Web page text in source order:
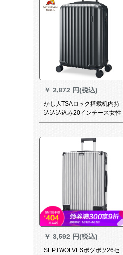
￥ 2,872 円(税込)
かし人TSAロック搭载机内持
込込込込み20インチース女性
韩国版防除24 inチ28イレンチ
【砂防扫金】24イ【机内持込
可、防尘箱カッパ】
￥ 3,592 円(税込)
SEPTWOLVESポツポツ26セ